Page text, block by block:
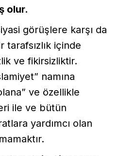
olur.
görüşlere karşı da
içinde
ve fikirsizliktir.
namına
ve özellikle
ile ve bütün
yardımcı olan